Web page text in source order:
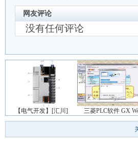
网友评论
没有任何评论
【电气开发】[汇川] 三菱PLC软件 GX